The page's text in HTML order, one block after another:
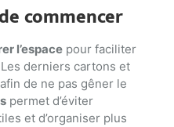
commencer
l’espace pour faciliter
derniers cartons et
de ne pas gêner le
permet d’éviter
et d’organiser plus